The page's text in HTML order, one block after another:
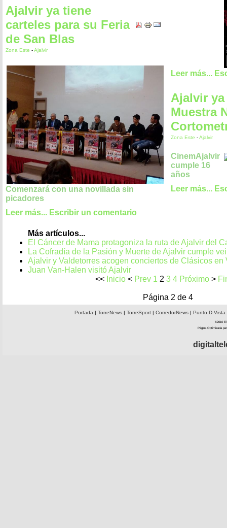
Ajalvir ya tiene
carteles para su Feria
de San Blas
Zona Este -Ajalvir
Comenzará con una novillada sin
picadores
Leer más... Escribir un comentario
Leer más...
Ajalvir
Muestra
Zona Este -Ajalvir
CinemAjalvir
cumple 16
años
Leer más...
Más artículos...
El Cáncer de Mama protagoniza la ruta de Ajalvir del
La Cofradía de la Pasión y Muerte de Ajalvir cumple
Ajalvir y Valdetorres acogen conciertos de Clásicos en
Juan Van-Halen visitó Ajalvir
<< Inicio< Prev 1 2 3 4 Próximo>
Página 2 de 4
Portada | TorreNews| TorreSport| CorredorNews| Punto D Vista
©2010 El
Página Optimizada